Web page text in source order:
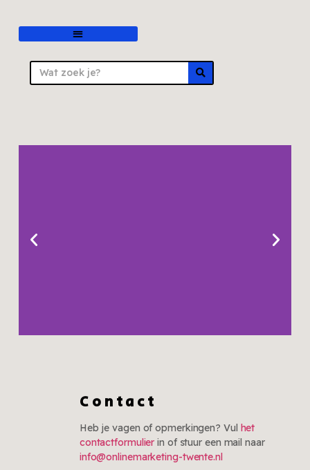
meer weg te denken
Klik hier
Contact
Heb je vagen of opmerkingen? Vul het
contactformulier in of stuur een mail naar
info@onlinemarketing-twente.nl